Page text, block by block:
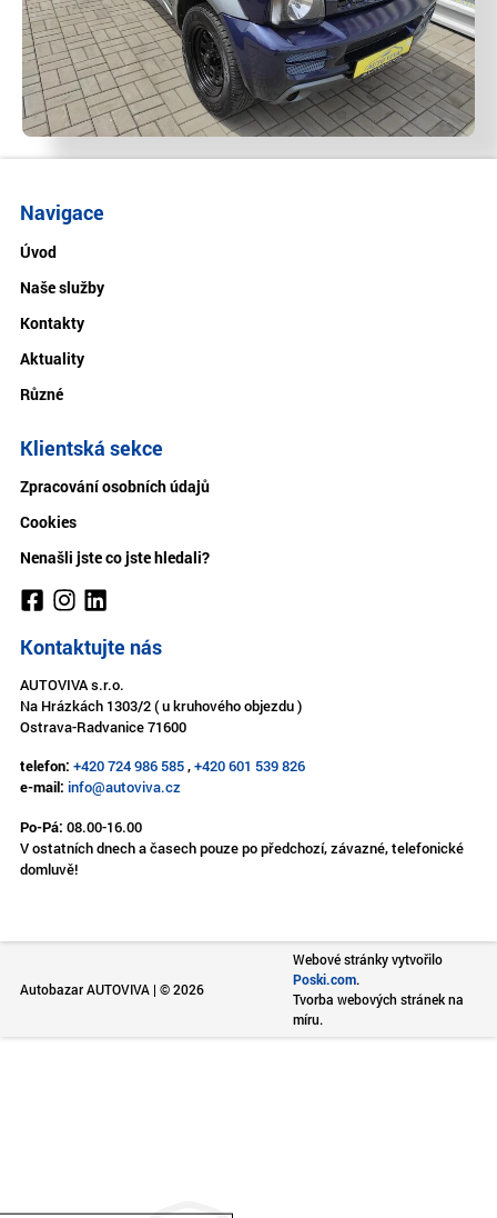
Navigace
Úvod
Naše služby
Kontakty
Aktuality
Různé
Klientská sekce
Zpracování osobních údajů
Cookies
Nenašli jste co jste hledali?
Kontaktujte nás
AUTOVIVA s.r.o.
Na Hrázkách 1303/2 ( u kruhového objezdu )
Ostrava-Radvanice 71600
telefon: +420 724 986 585,+420 601 539 826
e-mail: info@autoviva.cz
Po-Pá: 08.00-16.00
V ostatních dnech a časech pouze po předchozí, závazné, telefonické
domluvě!
Autobazar AUTOVIVA | © 2026
Webové stránky vytvořilo
Poski.com.
Tvorba webových stránek na
míru.